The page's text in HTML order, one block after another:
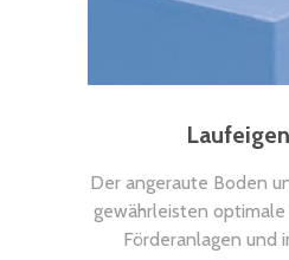
Der angeraute Boden
gewährleisten
Förderanlagen und